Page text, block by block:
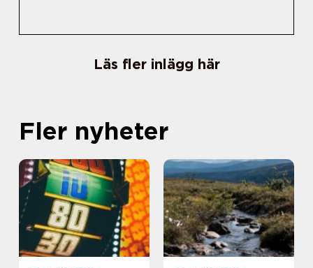
Läs fler inlägg här
Fler nyheter